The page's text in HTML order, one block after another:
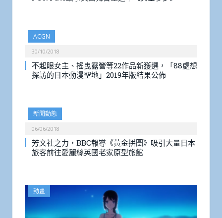
ACGN
30/10/2018
不起眼女主、搖曳露營等22作品新獲選，「88處想
探訪的日本動漫聖地」2019年版結果公佈
新聞動態
06/06/2018
芳文社之力，BBC報導《黃金拼圖》吸引大量日本
旅客前往愛麗絲英國老家原型旅館
動畫